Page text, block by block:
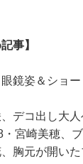
事】
鏡姿＆ショ
デコ出し大
宮崎美穂、
胸元が開い